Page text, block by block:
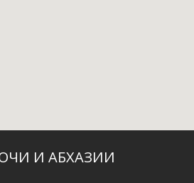
И АБХАЗИИ